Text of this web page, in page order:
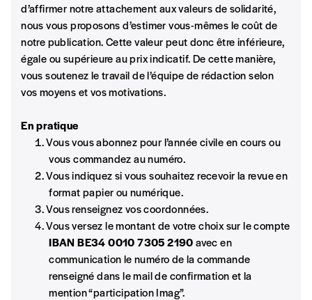
d’affirmer notre attachement aux valeurs de solidarité,
nous vous proposons d’estimer vous-mêmes le coût de
notre publication. Cette valeur peut donc être inférieure,
égale ou supérieure au prix indicatif. De cette manière,
vous soutenez le travail de l’équipe de rédaction selon
vos moyens et vos motivations.
En pratique
Vous vous abonnez pour l’année civile en cours ou
vous commandez au numéro.
Vous indiquez si vous souhaitez recevoir la revue en
format papier ou numérique.
Vous renseignez vos coordonnées.
Vous versez le montant de votre choix sur le compte
IBAN BE34 0010 7305 2190avec en
communication le numéro de la commande
renseigné dans le mail de confirmation et la
mention “participation Imag”.